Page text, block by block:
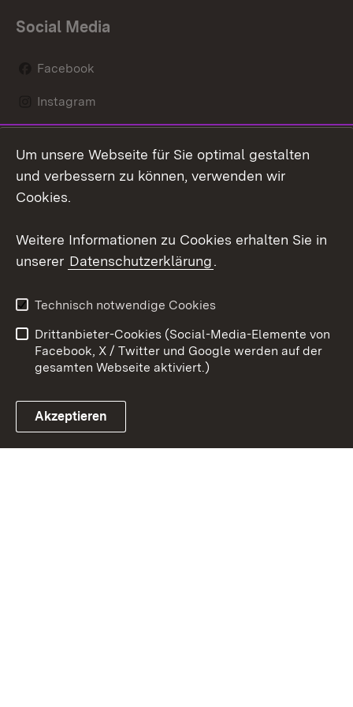
Social Media
Facebook
Instagram
Mastodon
Youtube
Link zum Landesportal
Kontakt
Datenschutz
Barrierefreiheit
Impressum Cookies
Um unsere Webseite für Sie optimal gestalten
und verbessern zu können, verwenden wir
Cookies.
Weitere Informationen zu Cookies erhalten Sie in
unserer Datenschutzerklärung.
Technisch notwendige Cookies
Drittanbieter-Cookies (Social-Media-Elemente von
Facebook, X / Twitter und Google werden auf der
gesamten Webseite aktiviert.)
Akzeptieren